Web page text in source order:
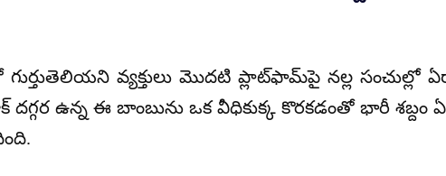
గుర్తుతెలియని వ్యక్తులు మొదటి ప్లాట్‌ఫామ్‌పై నల్ల సంచుల్లో
దగ్గర ఉన్న ఈ బాంబును ఒక వీధికుక్క కొరకడంతో భారీ